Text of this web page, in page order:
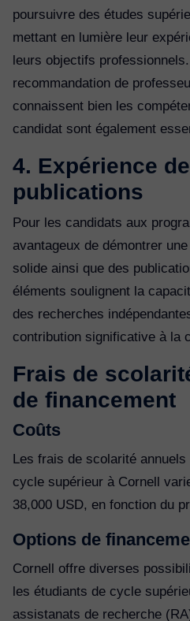
poursuivre des études
mettant en lumière leur
leurs objectifs
recommandation de
connaissent bien les
candidat sont également
4. Expérience
publications
Pour les candidats aux
avantageux de démontrer
solide ainsi que des
éléments soulignent la
des recherches
contribution significative à la
Frais de
de financement
Coûts
Les frais de scolarité
cycle supérieur à Cornell
38,000 USD, en fonction du
Options de
Cornell offre diverses
les étudiants de cycle
assistanats de recherche